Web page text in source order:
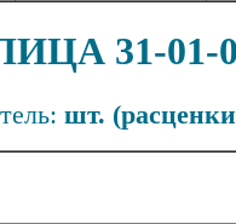
31-
шт.